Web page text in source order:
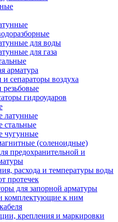
для воды
для газа
арматура
сепараторы воздуха
резьбовые
гидроударов
латунные
стальные
чугунные
(соленоидные)
предохранительной и
расхода и температуры воды
протечек
для запорной арматуры
комплектующие к ним
крепления и маркировки